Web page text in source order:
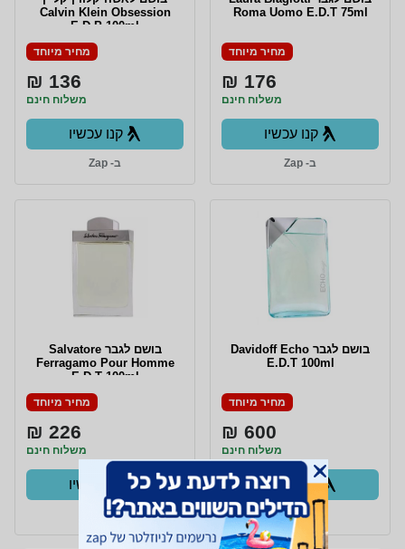
Roma Uomo E.D.T 75ml
מחיר מיוחד
176 ₪
משלוח חינם
קנו עכשיו
ב- Zap
Calvin Klein Obsession
E.D.P 100ml
מחיר מיוחד
136 ₪
משלוח חינם
קנו עכשיו
ב- Zap
בושם לגבר Davidoff Echo
E.D.T 100ml
מחיר מיוחד
600 ₪
משלוח חינם
קנו עכשיו
ב- Zap
בושם לגבר Salvatore
Ferragamo Pour Homme
E.D.T 100ml
מחיר מיוחד
226 ₪
משלוח חינם
קנו עכשיו
ב- Zap